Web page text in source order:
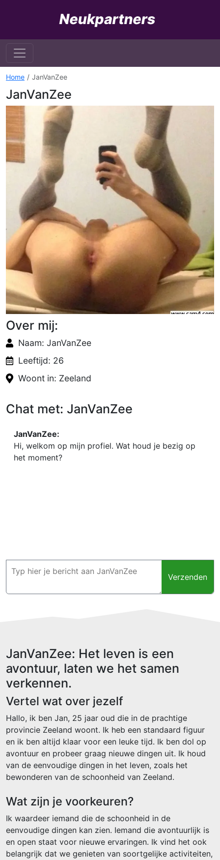
Home JanVanZee
JanVanZee
Over mij:
Naam: JanVanZee
Leeftijd: 26
Woont in: Zeeland
Chat met: JanVanZee
JanVanZee:
Hi, welkom op mijn profiel. Wat houd je bezig op
het moment?
Verzenden
JanVanZee: Het leven is een
avontuur, laten we het samen
verkennen.
Vertel wat over jezelf
Hallo, ik ben Jan, 25 jaar oud die in de prachtige
provincie Zeeland woont. Ik heb een standaard figuur
en ik ben altijd klaar voor een leuke tijd. Ik ben dol op
avontuur en probeer graag nieuwe dingen uit. Ik houd
van de eenvoudige dingen in het leven, zoals het
bewonderen van de schoonheid van Zeeland.
Wat zijn je voorkeuren?
Ik waardeer iemand die de schoonheid in de
eenvoudige dingen kan zien. Iemand die avontuurlijk is
en open staat voor nieuwe ervaringen. Ik vind het ook
belangrijk dat we genieten van soortgelijke activiteiten,